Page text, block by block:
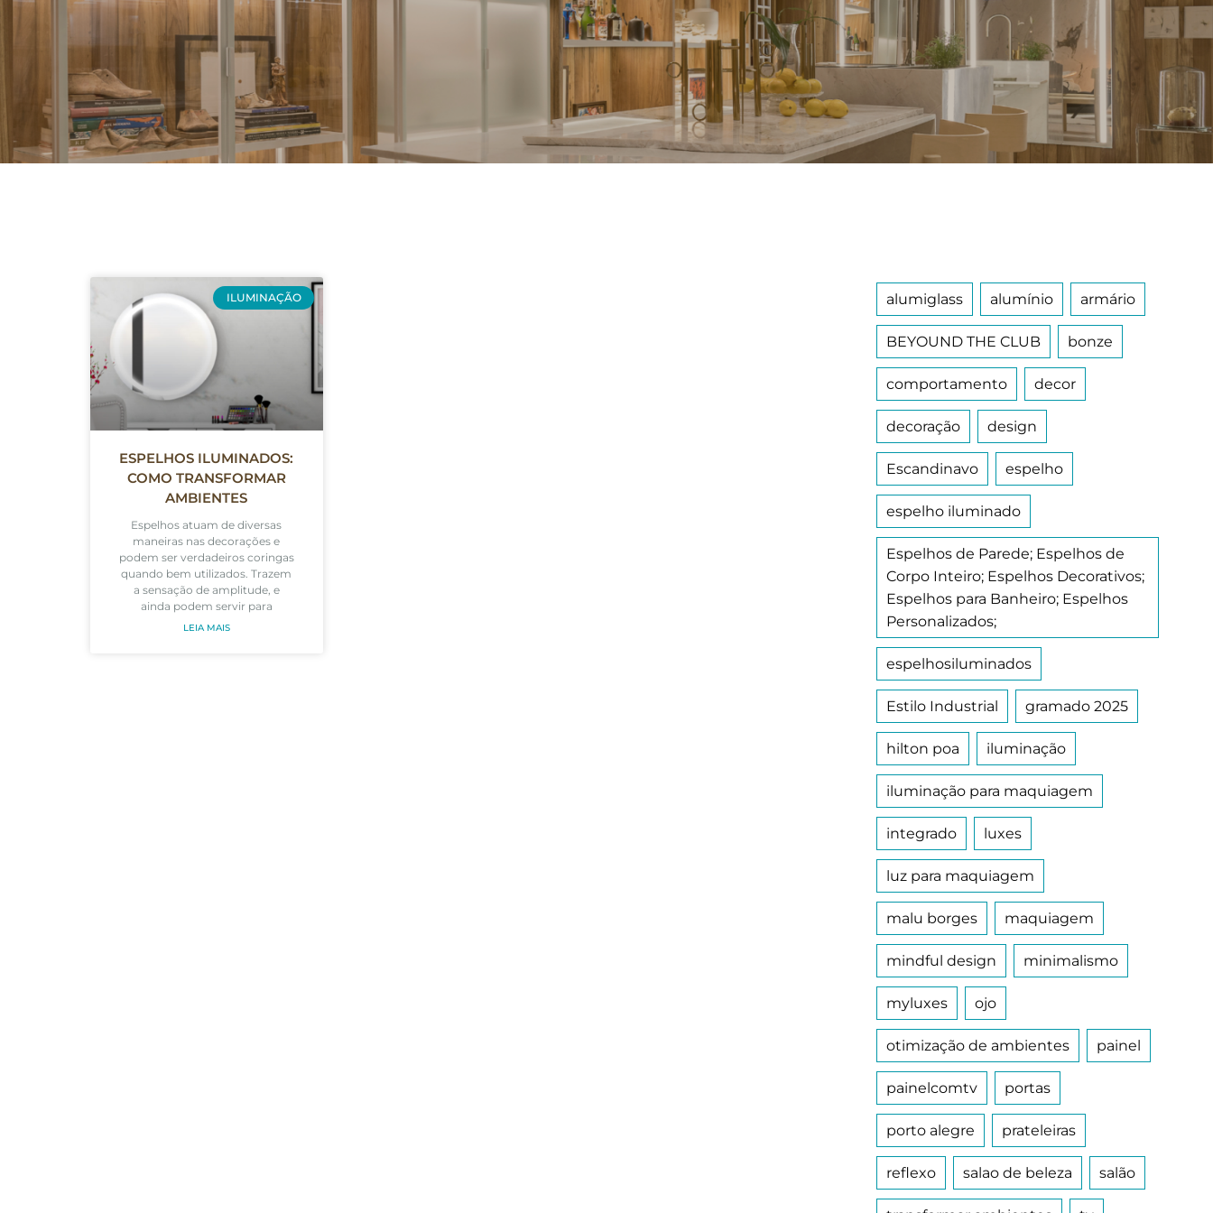
ILUMINAÇÃO
ESPELHOS ILUMINADOS:
COMO TRANSFORMAR
AMBIENTES
Espelhos atuam de diversas
maneiras nas decorações e
podem ser verdadeiros coringas
quando bem utilizados. Trazem
a sensação de amplitude, e
ainda podem servir para
LEIA MAIS
alumiglass alumínio armário
BEYOUND THE CLUB bonze
comportamento decor
decoração design
Escandinavo espelho
espelho iluminado
Espelhos de Parede; Espelhos de
Corpo Inteiro; Espelhos Decorativos;
Espelhos para Banheiro; Espelhos
Personalizados;
espelhosiluminados
Estilo Industrial gramado 2025
hilton poa iluminação
iluminação para maquiagem
integrado luxes
luz para maquiagem
malu borges maquiagem
mindful design minimalismo
myluxes ojo
otimização de ambientes painel
painelcomtv portas
porto alegre prateleiras
reflexo salao de beleza salão